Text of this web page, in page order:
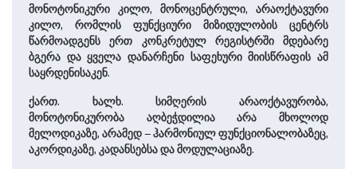
მონოტონიკური კილო, მონოცენტრული, არაოქტავური
კილო, რომლის ფუნქციური მიზიდულობის ცენტრს
წარმოადგენს ერთ კონკრეტულ რეგისტრში მდებარე
ბგერა და ყველა დანარჩენი საფეხური მიისწრაფის ამ
საყრდენისაკენ.
ქართ. ხალხ. სიმღერის არაოქტავურობა,
მონოტონიკურობა აღბეჭდილია არა მხოლოდ
მელოდიკაზე, არამედ – ჰარმონიულ ფუნქციონალობაზეც,
აკორდიკაზე, კადანსებსა და მოდულაციაზე.